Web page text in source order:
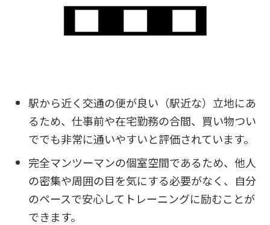
駅から近く交通の便が良い（駅近な）立地にあ
るため、仕事前や在宅勤務の合間、買い物つい
ででも非常に通いやすいと評価されています。
完全マンツーマンの個室空間であるため、他人
の密集や周囲の目を気にする必要がなく、自分
のペースで安心してトレーニングに励むことが
できます。